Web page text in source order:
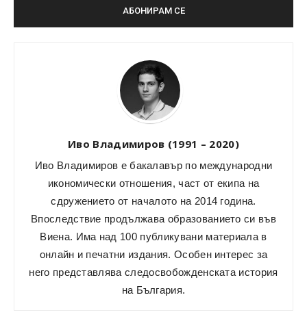
Иво Владимиров (1991 – 2020)
Иво Владимиров е бакалавър по международни
икономически отношения, част от екипа на
сдружението от началото на 2014 година.
Впоследствие продължава образованието си във
Виена. Има над 100 публикувани материала в
онлайн и печатни издания. Особен интерес за
него представлява следосвобожденската история
на България.